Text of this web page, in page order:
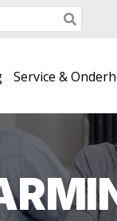
Service &